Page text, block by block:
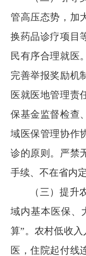
管高压态势，加
换药品诊疗项目
民有序合理就医
完善举报奖励机
医就医地管理责
保基金监督检查
域医保管理协作
诊的原则。严禁
手续、不在省内
（三）提
域内基本医保、
算”。农村低收
医，住院起付线